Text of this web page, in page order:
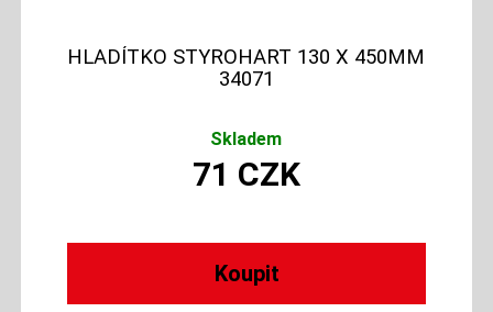
HLADÍTKO STYROHART 130 X 450MM
34071
Skladem
71 CZK